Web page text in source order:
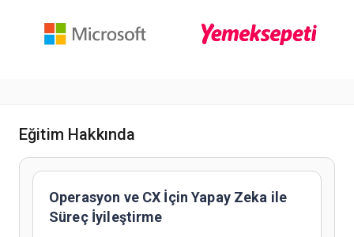
Eğitim Hakkında
Operasyon ve CX İçin Yapay Zeka ile
Süreç İyileştirme